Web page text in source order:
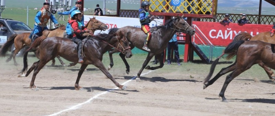
Үзэл бодол
Спорт
Нийгэм
Дэлхий